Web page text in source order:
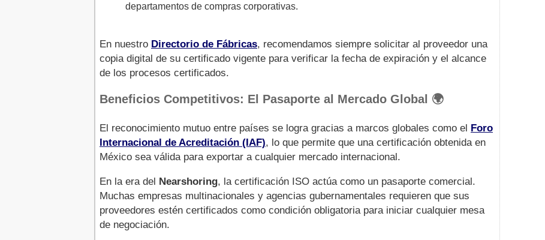
departamentos de compras corporativas.
En nuestro Directorio de Fábricas, recomendamos siempre solicitar al proveedor una
copia digital de su certificado vigente para verificar la fecha de expiración y el alcance
de los procesos certificados.
Beneficios Competitivos: El Pasaporte al Mercado Global 🌍
El reconocimiento mutuo entre países se logra gracias a marcos globales como el Foro
Internacional de Acreditación (IAF), lo que permite que una certificación obtenida en
México sea válida para exportar a cualquier mercado internacional.
En la era del Nearshoring, la certificación ISO actúa como un pasaporte comercial.
Muchas empresas multinacionales y agencias gubernamentales requieren que sus
proveedores estén certificados como condición obligatoria para iniciar cualquier mesa
de negociación.